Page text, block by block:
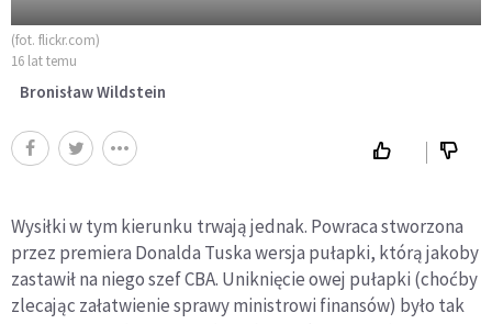
(fot. flickr.com)
16 lat temu
Bronisław Wildstein
Wysiłki w tym kierunku trwają jednak. Powraca stworzona
przez premiera Donalda Tuska wersja pułapki, którą jakoby
zastawił na niego szef CBA. Uniknięcie owej pułapki (choćby
zlecając załatwienie sprawy ministrowi finansów) było tak